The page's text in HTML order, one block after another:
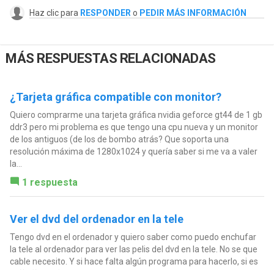
Haz clic para RESPONDER o PEDIR MÁS INFORMACIÓN
MÁS RESPUESTAS RELACIONADAS
¿Tarjeta gráfica compatible con monitor?
Quiero comprarme una tarjeta gráfica nvidia geforce gt44 de 1 gb
ddr3 pero mi problema es que tengo una cpu nueva y un monitor
de los antiguos (de los de bombo atrás? Que soporta una
resolución máxima de 1280x1024 y quería saber si me va a valer
la...
1 respuesta
Ver el dvd del ordenador en la tele
Tengo dvd en el ordenador y quiero saber como puedo enchufar
la tele al ordenador para ver las pelis del dvd en la tele. No se que
cable necesito. Y si hace falta algún programa para hacerlo, si es